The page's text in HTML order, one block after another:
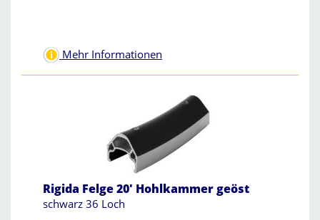
Mehr Informationen
Rigida Felge 20' Hohlkammer geöst
schwarz 36 Loch